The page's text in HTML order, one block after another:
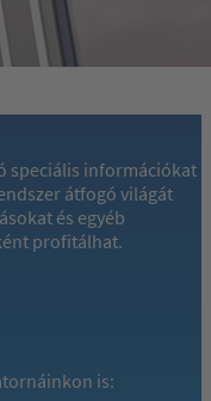
speciális információkat
átfogó világát
és egyéb
profitálhat.
is: